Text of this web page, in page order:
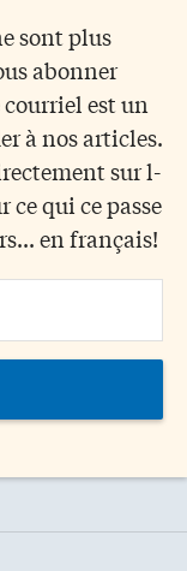
sont plus
abonner
est un
à nos articles.
sur l-
ce qui ce passe
en français!